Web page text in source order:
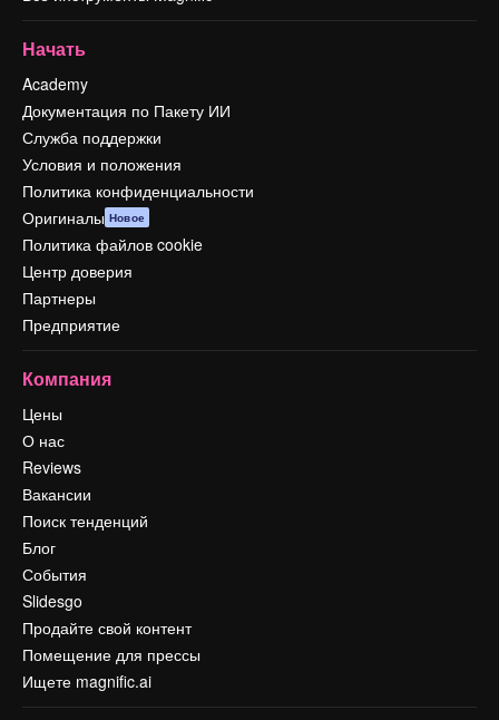
Начать
Academy
Документация по Пакету ИИ
Служба поддержки
Условия и положения
Политика конфиденциальности
Оригиналы Новое
Политика файлов cookie
Центр доверия
Партнеры
Предприятие
Компания
Цены
О нас
Reviews
Вакансии
Поиск тенденций
Блог
События
Slidesgo
Продайте свой контент
Помещение для прессы
Ищете magnific.ai